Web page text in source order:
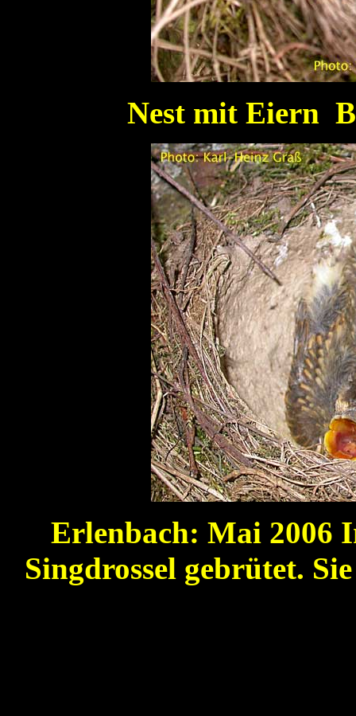
Nest mit Eiern
Erlenbach: Mai 2006
Singdrossel gebrütet.